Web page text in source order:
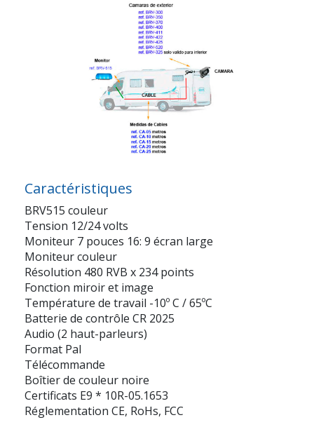
Caractéristiques
BRV515 couleur
Tension 12/24 volts
Moniteur 7 pouces 16: 9 écran large
Moniteur couleur
Résolution 480 RVB x 234 points
Fonction miroir et image
Température de travail -10º C / 65ºC
Batterie de contrôle CR 2025
Audio (2 haut-parleurs)
Format Pal
Télécommande
Boîtier de couleur noire
Certificats E9 * 10R-05.1653
Réglementation CE, RoHs, FCC